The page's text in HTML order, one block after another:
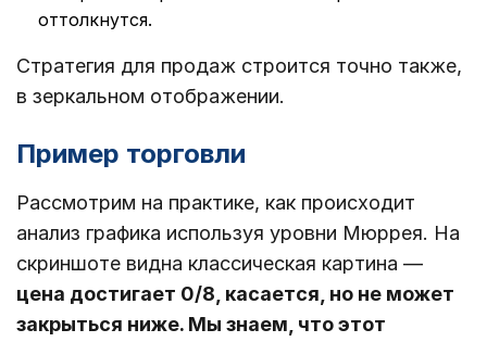
оттолкнутся.
Стратегия для продаж строится точно также,
в зеркальном отображении.
Пример торговли
Рассмотрим на практике, как происходит
анализ графика используя уровни Мюррея. На
скриншоте видна классическая картина ―
цена достигает 0/8, касается, но не может
закрыться ниже. Мы знаем, что этот